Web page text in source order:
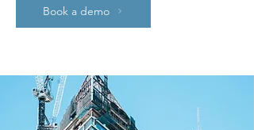
Book a demo